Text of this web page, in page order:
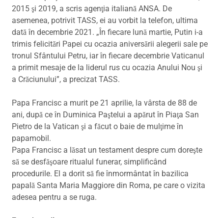
2015 şi 2019, a scris agenţia italiană ANSA. De
asemenea, potrivit TASS, ei au vorbit la telefon, ultima
dată în decembrie 2021. „În fiecare lună martie, Putin i-a
trimis felicitări Papei cu ocazia aniversării alegerii sale pe
tronul Sfântului Petru, iar în fiecare decembrie Vaticanul
a primit mesaje de la liderul rus cu ocazia Anului Nou şi
a Crăciunului”, a precizat TASS.
Papa Francisc a murit pe 21 aprilie, la vârsta de 88 de
ani, după ce în Duminica Paştelui a apărut în Piaţa San
Pietro de la Vatican şi a făcut o baie de mulţime în
papamobil.
Papa Francisc a lăsat un testament despre cum doreşte
să se desfăşoare ritualul funerar, simplificând
procedurile. El a dorit să fie înmormântat în bazilica
papală Santa Maria Maggiore din Roma, pe care o vizita
adesea pentru a se ruga.